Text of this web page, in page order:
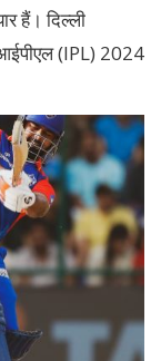
हैं। दिल्ली
(IPL) 2024